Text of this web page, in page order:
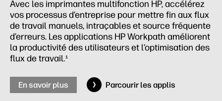
Avec les imprimantes multifonction HP, accélérez
vos processus d’entreprise pour mettre fin aux flux
de travail manuels, intraçables et source fréquente
d’erreurs. Les applications HP Workpath améliorent
la productivité des utilisateurs et l’optimisation des
flux de travail.1
En savoir plus Parcourir les applis